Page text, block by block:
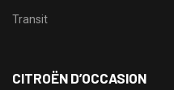
Transit
CITROËN D’OCCASION